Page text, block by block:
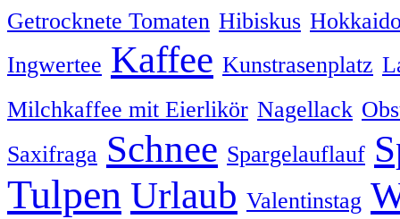
Getrocknete Tomaten Hibiskus
Ingwertee Kaffee Kunstrasenplatz
Milchkaffee mit Eierlikör Nagellack
Saxifraga Schnee Spargelauflauf
Tulpen Urlaub Valentinstag